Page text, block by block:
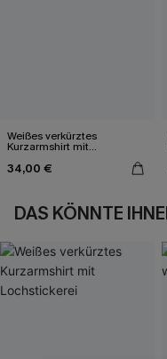
Weißes verkürztes
Kurzarmshirt mit
34,00 €
DAS KÖNNTE